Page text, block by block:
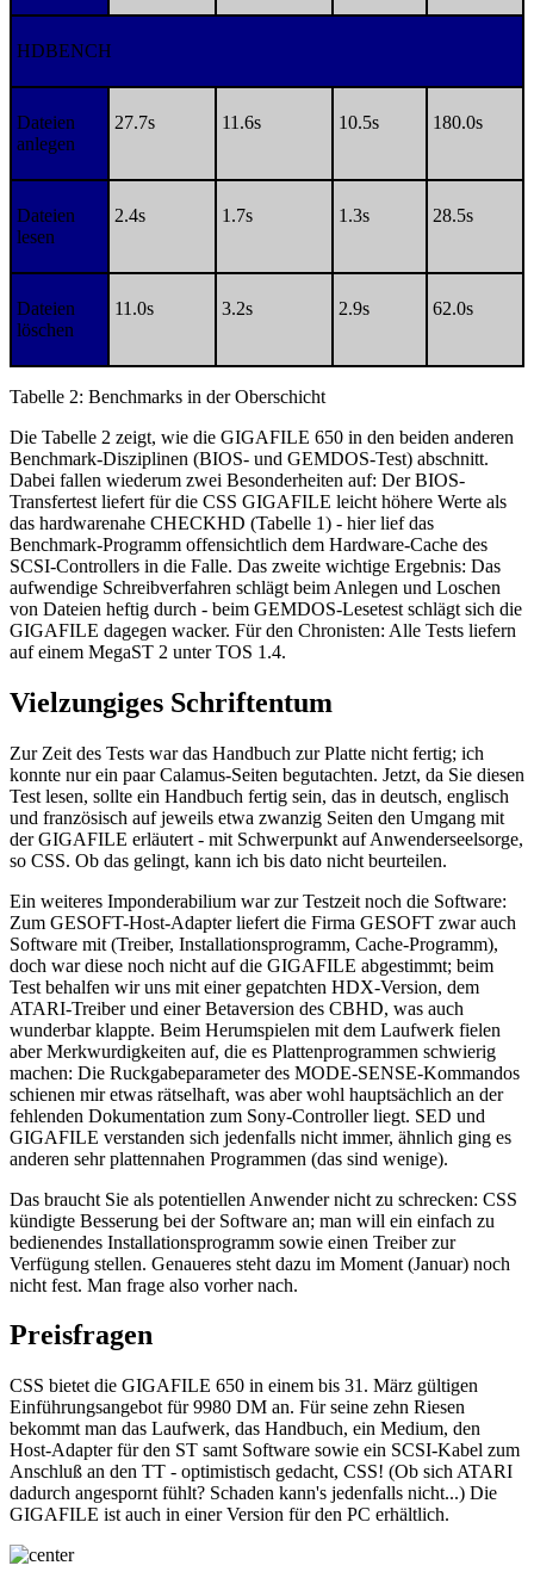
HDBENCH
Dateien
anlegen
27.7s 11.6s 10.5s 180.0s
Dateien
lesen
2.4s 1.7s 1.3s 28.5s
Dateien
löschen
11.0s 3.2s 2.9s 62.0s
Tabelle 2: Benchmarks in der Oberschicht
Die Tabelle 2 zeigt, wie die GIGAFILE 650 in den beiden anderen
Benchmark-Disziplinen (BIOS- und GEMDOS-Test) abschnitt.
Dabei fallen wiederum zwei Besonderheiten auf: Der BIOS-
Transfertest liefert für die CSS GIGAFILE leicht höhere Werte als
das hardwarenahe CHECKHD (Tabelle 1) - hier lief das
Benchmark-Programm offensichtlich dem Hardware-Cache des
SCSI-Controllers in die Falle. Das zweite wichtige Ergebnis: Das
aufwendige Schreibverfahren schlägt beim Anlegen und Loschen
von Dateien heftig durch - beim GEMDOS-Lesetest schlägt sich die
GIGAFILE dagegen wacker. Für den Chronisten: Alle Tests liefern
auf einem MegaST 2 unter TOS 1.4.
Vielzungiges Schriftentum
Zur Zeit des Tests war das Handbuch zur Platte nicht fertig; ich
konnte nur ein paar Calamus-Seiten begutachten. Jetzt, da Sie diesen
Test lesen, sollte ein Handbuch fertig sein, das in deutsch, englisch
und französisch auf jeweils etwa zwanzig Seiten den Umgang mit
der GIGAFILE erläutert - mit Schwerpunkt auf Anwenderseelsorge,
so CSS. Ob das gelingt, kann ich bis dato nicht beurteilen.
Ein weiteres Imponderabilium war zur Testzeit noch die Software:
Zum GESOFT-Host-Adapter liefert die Firma GESOFT zwar auch
Software mit (Treiber, Installationsprogramm, Cache-Programm),
doch war diese noch nicht auf die GIGAFILE abgestimmt; beim
Test behalfen wir uns mit einer gepatchten HDX-Version, dem
ATARI-Treiber und einer Betaversion des CBHD, was auch
wunderbar klappte. Beim Herumspielen mit dem Laufwerk fielen
aber Merkwurdigkeiten auf, die es Plattenprogrammen schwierig
machen: Die Ruckgabeparameter des MODE-SENSE-Kommandos
schienen mir etwas rätselhaft, was aber wohl hauptsächlich an der
fehlenden Dokumentation zum Sony-Controller liegt. SED und
GIGAFILE verstanden sich jedenfalls nicht immer, ähnlich ging es
anderen sehr plattennahen Programmen (das sind wenige).
Das braucht Sie als potentiellen Anwender nicht zu schrecken: CSS
kündigte Besserung bei der Software an; man will ein einfach zu
bedienendes Installationsprogramm sowie einen Treiber zur
Verfügung stellen. Genaueres steht dazu im Moment (Januar) noch
nicht fest. Man frage also vorher nach.
Preisfragen
CSS bietet die GIGAFILE 650 in einem bis 31. März gültigen
Einführungsangebot für 9980 DM an. Für seine zehn Riesen
bekommt man das Laufwerk, das Handbuch, ein Medium, den
Host-Adapter für den ST samt Software sowie ein SCSI-Kabel zum
Anschluß an den TT - optimistisch gedacht, CSS! (Ob sich ATARI
dadurch angespornt fühlt? Schaden kann's jedenfalls nicht...) Die
GIGAFILE ist auch in einer Version für den PC erhältlich.